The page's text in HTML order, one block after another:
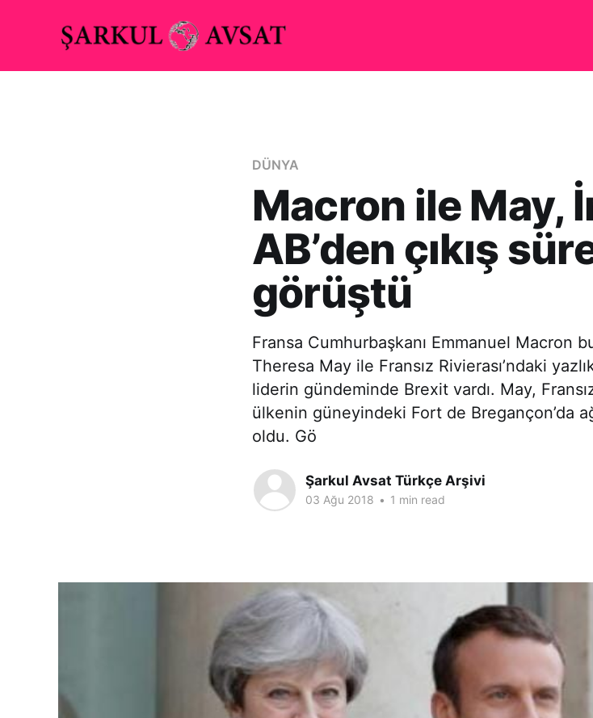
DÜNYA
Macron ile May,
AB’den çıkış
görüştü
Fransa Cumhurbaşkanı Emmanuel Macron
Theresa May ile Fransız Rivierası’ndaki
liderin gündeminde Brexit vardı. May,
ülkenin güneyindeki Fort de Bregançon’da
oldu. Gö
Şarkul Avsat Türkçe Arşivi
03 Ağu 2018 • 1 min read